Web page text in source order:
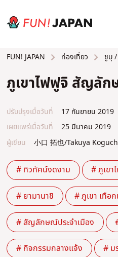
FUN! JAPAN ท่องเที่ยว ชูบุ
ภูเขาไฟฟูจิ สัญลั
ปรับปรุงเมื่อวันที่
17 กันยายน 2019
เผยแพร่เมื่อวันที่
25 มีนาคม 2019
ผู้เขียน
小口 拓也/Takuya
# ทิวทัศน์งดงาม # ภูเขา
# ยามานาชิ # ภูเขา เทือก
# สัญลักษณ์ประจำเมือง
# กิจกรรมกลางแจ้ง # ม